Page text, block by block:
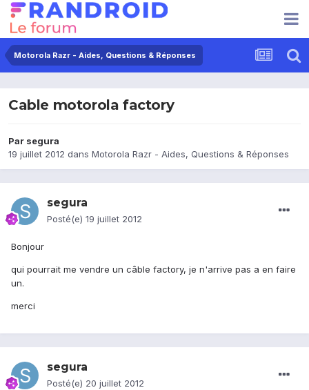
Motorola Razr - Aides, Questions & Réponses
Cable motorola factory
Par segura
19 juillet 2012 dans Motorola Razr - Aides, Questions & Réponses
segura
Posté(e) 19 juillet 2012
Bonjour
qui pourrait me vendre un câble factory, je n'arrive pas a en faire
un.
merci
segura
Posté(e) 20 juillet 2012